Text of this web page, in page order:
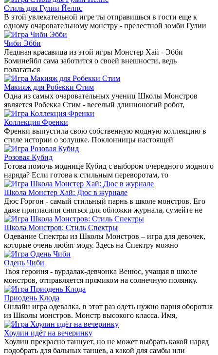
Стиль для Гулии Йелпс
В этой увлекательной игре ты отправишься в гости еще к
одному очаровательному монстру - прелестной зомби Гулии
Чиби Эбби
Ледяная красавица из этой игры Монстер Хай - Эбби
Боминейбл сама заботится о своей внешности, ведь
полагаться
Макияж для Робекки Стим
Одна из самых очаровательных учениц Школы Монстров
является Робекка Стим - веселый длинноногий робот,
Коллекция Френки
Френки выпустила свою собственную модную коллекцию в
стиле истории о золушке. Поклонницы настоящей
Розовая Кубид
Готова помочь моднице Кубид с выбором очередного модного
наряда? Если готова к стильным переворотам, то
Школа Монстер Хай: Дюс в журнале
Дюс Горгон - самый стильный парнь в школе монстров. Его
даже пригласили сняться для обложки журнала, сумейте не
Школа Монстров: Стиль Спектры
Одевание Спектры из Школы Монстров – игра для девочек,
которые очень любят моду. Здесь на Спектру можно
Одень Чиби
Твоя героиня - вурдалак-девчонка Венюс, учащая в школе
монстров, отправляется прямиком на солнечную полянку.
Приодень Клода
Онлайн игра одевалка, в этот раз одеть нужно парня оборотня
из Школы монстров. Монстр высокого класса. Имя,
Хоулин идёт на вечеринку
Хоулин прекрасно танцует, но не может выбрать какой наряд
подобрать для бальных танцев, а какой для самбы или